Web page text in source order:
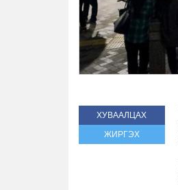
ХУВААЛЦАХ
ЖИРГЭХ